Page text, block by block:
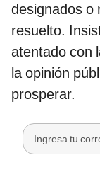
designados o
resuelto.
atentado con
la opinión
prosperar.